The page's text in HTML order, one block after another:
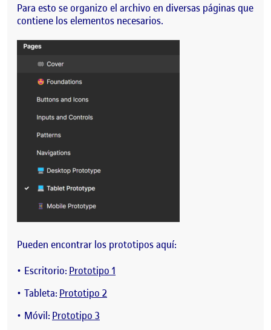
Para esto se organizo el archivo en diversas páginas que
contiene los elementos necesarios.
Pueden encontrar los prototipos aquí:
Escritorio: Prototipo 1
Tableta: Prototipo 2
Móvil: Prototipo 3